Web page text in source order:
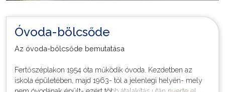
Óvoda-bölcsőde
Az óvoda-bölcsőde bemutatása
Fertőszéplakon 1954 óta működik óvoda. Kezdetben az
iskola épületében, majd 1963- tól a jelenlegi helyén- mely